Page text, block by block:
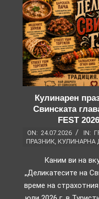
Кулинарен
Свинската
FEST
ON: 24.07.2026 IN:
ПРАЗНИК, КУЛИНАРНА
Каним ви на
„Деликатесите на
време на